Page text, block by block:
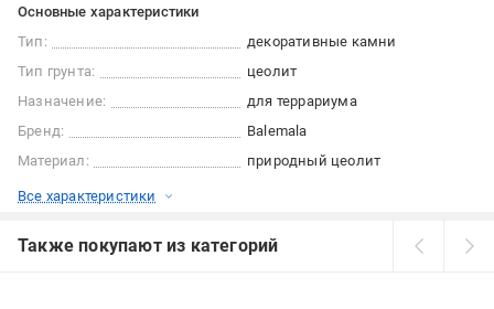
Основные характеристики
Тип:
декоративные камни
Тип грунта:
цеолит
Назначение:
для террариума
Бренд:
Balemala
Материал:
природный цеолит
Все характеристики
Также покупают из категорий